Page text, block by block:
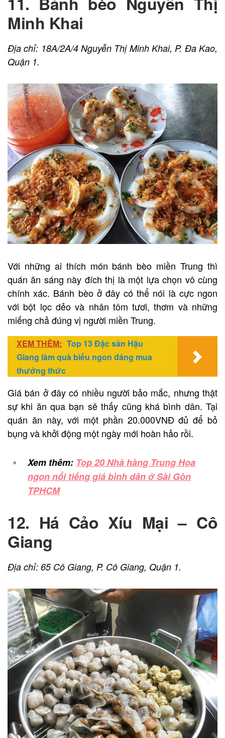
Minh Khai
Địa chỉ: 18A/2A/4 Nguyễn Thị Minh Khai, P. Đa Kao,
Quận 1.
Với những ai thích món bánh bèo miền Trung thì
quán ăn sáng này đích thị là một lựa chọn vô cùng
chính xác. Bánh bèo ở đây có thể nói là cực ngon
với bột lọc dẻo và nhân tôm tươi, thơm và những
miếng chả đúng vị người miền Trung.
XEM THÊM: Top 13 Đặc sản Hậu
Giang làm quà biếu ngon đáng mua
thưởng thức
Giá bán ở đây có nhiều người bảo mắc, nhưng thật
sự khi ăn qua bạn sẽ thấy cũng khá bình dân. Tại
quán ăn này, với một phần 20.000VNĐ đủ để bỏ
bụng và khởi động một ngày mới hoàn hảo rồi.
Xem thêm: Top 20 Nhà hàng Trung Hoa
ngon nổi tiếng giá bình dân ở Sài Gòn
TPHCM
12. Há Cảo Xíu Mại – Cô
Giang
Địa chỉ: 65 Cô Giang, P. Cô Giang, Quận 1.